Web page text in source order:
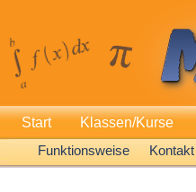
Start Klassen/Kurse
Funktionsweise
Kontakt